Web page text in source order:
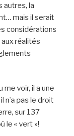
autres, la
mais il serait
considérations
réalités
me voir, il a une
n’a pas le droit
sur 137
le « vert »!